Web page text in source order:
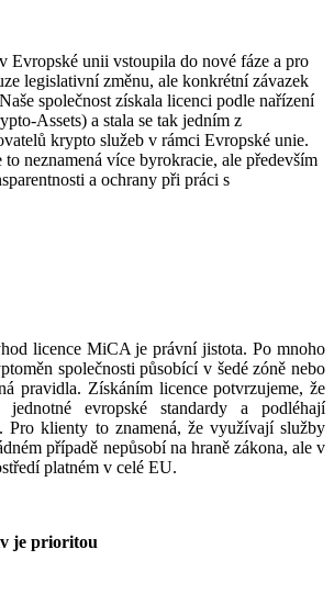
Evropské unii vstoupila do nové fáze a pro
legislativní změnu, ale konkrétní závazek
společnost získala licenci podle nařízení
Assets) a stala se tak jedním z
krypto služeb v rámci Evropské unie.
neznamená více byrokracie, ale především
a ochrany při práci s
licence MiCA je právní jistota. Po mnoho
společnosti působící v šedé zóně nebo
pravidla. Získáním licence potvrzujeme, že
evropské standardy a podléhají
Pro klienty to znamená, že využívají služby
případě nepůsobí na hraně zákona, ale v
platném v celé EU.
je prioritou